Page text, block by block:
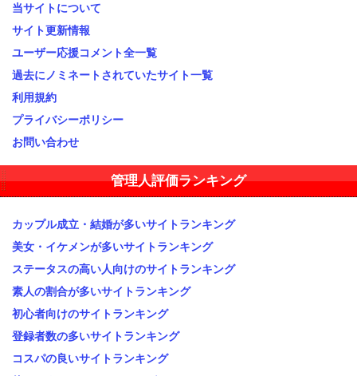
当サイトについて
サイト更新情報
ユーザー応援コメント全一覧
過去にノミネートされていたサイト一覧
利用規約
プライバシーポリシー
お問い合わせ
管理人評価ランキング
カップル成立・結婚が多いサイトランキング
美女・イケメンが多いサイトランキング
ステータスの高い人向けのサイトランキング
素人の割合が多いサイトランキング
初心者向けのサイトランキング
登録者数の多いサイトランキング
コスパの良いサイトランキング